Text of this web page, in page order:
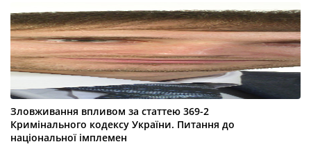
Зловживання впливом за статтею 369-2
Кримінального кодексу України. Питання до
національної імплемен